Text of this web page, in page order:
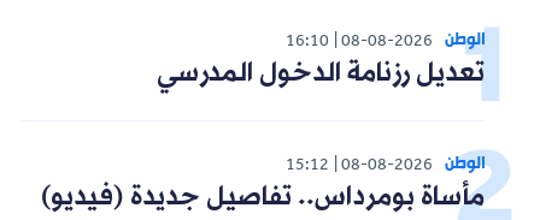
الوطن 08-08-2026
16:10
تعديل رزنامة الدخول المدرسي
الوطن 08-08-2026
15:12
مأساة بومرداس.. تفاصيل جديدة (فيديو)